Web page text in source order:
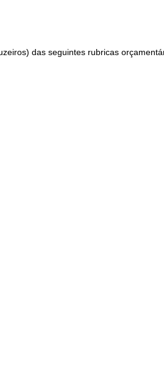
das seguintes rubricas